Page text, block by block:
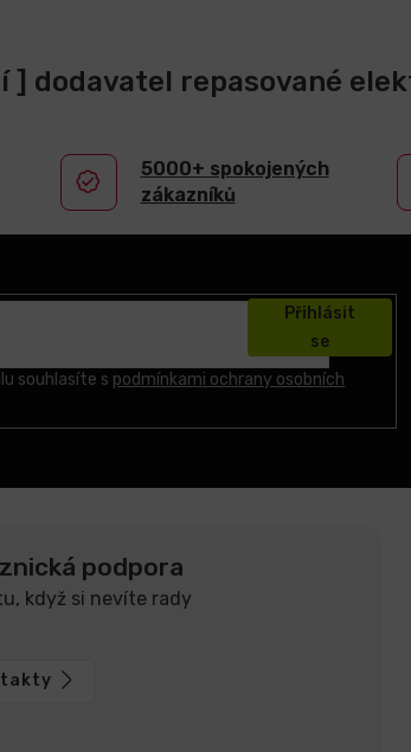
] dodavatel repasované
5000+ spokojených
zákazníků
souhlasíte s podmínkami ochrany osobních
Přihlásit
se
podpora
když si nevíte rady